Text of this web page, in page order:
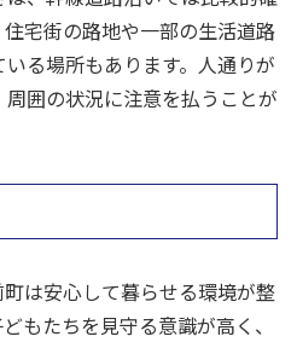
宅街の路地や一部の生活道路
る場所もあります。人通りが
囲の状況に注意を払うことが
は安心して暮らせる環境が整
もたちを見守る意識が高く、